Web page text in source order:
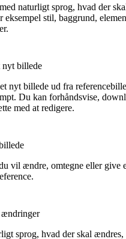
naturligt sprog, hvad der
eksempel stil, baggrund,
nyt billede
nyt billede ud fra
Du kan forhåndsvise,
med at redigere.
vil ændre, omtegne eller give
ændringer
sprog, hvad der skal ændres,